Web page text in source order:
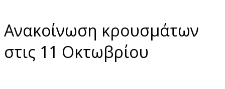
Ανακοίνωση κρουσμάτων
στις 11 Οκτωβρίου